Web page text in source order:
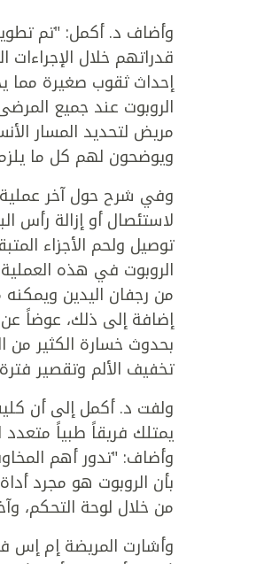
وأضاف د. أكمل: "تم
قدراتهم خلال
إحداث ثقوب صغيرة مما
الروبوت عند جميع
مريض لتحديد المسار
ويوضحون لهم كل ما
وفي شرح حول آخر
لاستئصال أو إزالة رأس
توصيل ولحم الأجزاء
الروبوت في هذه
من رجفان اليدين ويمكنه
إضافة إلى ذلك، عوضاً
بحدوث خسارة الكثير من
تخفيف الألم وتقصير
ولفت د. أكمل إلى أن
يمتلك فريقاً طبياً متعدد
وأضاف: "تدور أهم
بأن الروبوت هو مجرد
من خلال لوحة التحكم،